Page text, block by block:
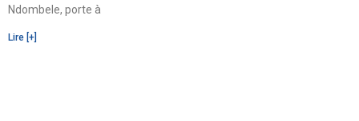
Ndombele, porte à
Lire [+]